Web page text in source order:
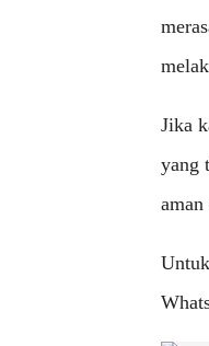
Jika
yang
aman